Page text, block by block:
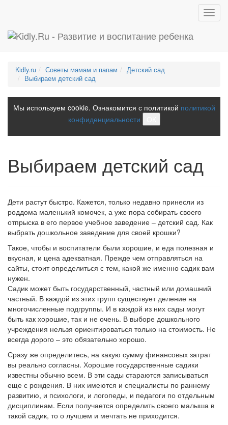
Kidly.ru Советы мамам и папам
Детский сад
Выбираем детский сад
Мы используем cookie. Ознакомится с политикой политикой
конфиденциальности
Выбираем детский сад
Дети растут быстро. Кажется, только недавно принесли из
роддома маленький комочек, а уже пора собирать своего
отпрыска в его первое учебное заведение – детский сад. Как
выбрать дошкольное заведение для своей крошки?
Такое, чтобы и воспитатели были хорошие, и еда полезная и
вкусная, и цена адекватная. Прежде чем отправляться на
сайты, стоит определиться с тем, какой же именно садик вам
нужен.
Садик может быть государственный, частный или домашний
частный. В каждой из этих групп существует деление на
многочисленные подгруппы. И в каждой из них сады могут
быть как хорошие, так и не очень. В выборе дошкольного
учреждения нельзя ориентироваться только на стоимость. Не
всегда дорого – это обязательно хорошо.
Сразу же определитесь, на какую сумму финансовых затрат
вы реально согласны. Хорошие государственные садики
известны обычно всем. В эти сады стараются записываться
еще с рождения. В них имеются и специалисты по раннему
развитию, и психологи, и логопеды, и педагоги по отдельным
дисциплинам. Если получается определить своего малыша в
такой садик, то о лучшем и мечтать не приходится.